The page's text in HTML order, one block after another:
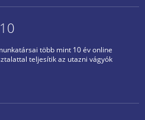
több mint 10 év online
teljesítik az utazni vágyók